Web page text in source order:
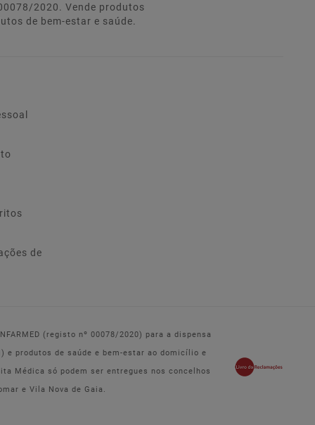
2020. Vende produtos
de bem-estar e saúde.
de
(registo nº 00078/2020) para a dispensa
e produtos de saúde e bem-estar ao domicílio e
Médica só podem ser entregues nos concelhos
e Vila Nova de Gaia.